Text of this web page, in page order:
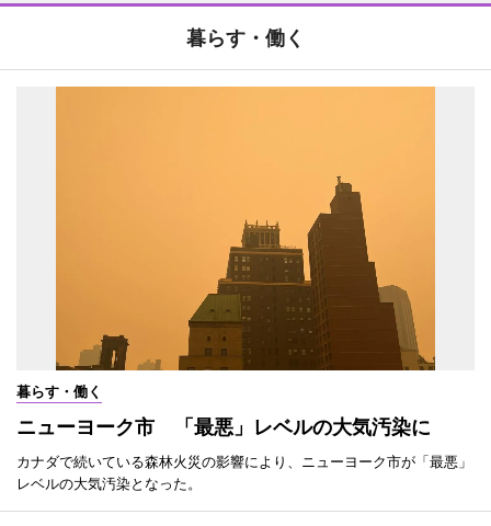
暮らす・働く
暮らす・働く
ニューヨーク市 「最悪」レベルの大気汚染に
カナダで続いている森林火災の影響により、ニューヨーク市が「最悪」
レベルの大気汚染となった。